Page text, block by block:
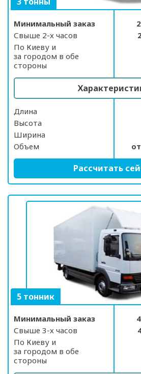
Минимальный заказ
Свыше 2-х часов
По Киеву и
за городом в обе
стороны
Длина
Высота
Ширина
Объем
Рассчитать
5 тонник
Минимальный заказ
Свыше 3-х часов
По Киеву и
за городом в обе
стороны